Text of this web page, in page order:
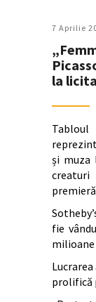
7 Aprilie
la
Tabloul
și muza
fie
milioane
prolifică